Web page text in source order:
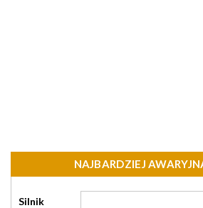
NAJBARDZIEJ
Silnik